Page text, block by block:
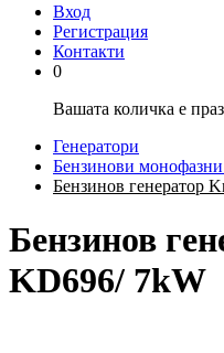
Вход
Регистрация
Контакти
0
Вашата количка е
Генератори
Бензинови монофазни
Бензинов генератор
Бензинов
KD696/ 7kW